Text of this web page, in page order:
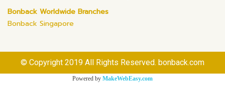
Bonback Worldwide Branches
Bonback Singapore
© Copyright 2019 All Rights Reserved. bonback.com
Powered by MakeWebEasy.com